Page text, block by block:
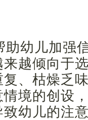
助幼儿加强
越倾向于
、枯燥乏
境的创设
幼儿的注